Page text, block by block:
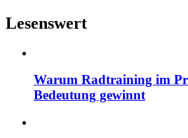
Lesenswert
Warum Radtraining im
Bedeutung gewinnt